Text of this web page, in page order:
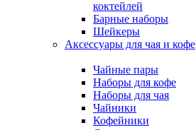
коктейлей
Барные наборы
Шейкеры
Аксессуары для чая и кофе
Чайные пары
Наборы для кофе
Наборы для чая
Чайники
Кофейники